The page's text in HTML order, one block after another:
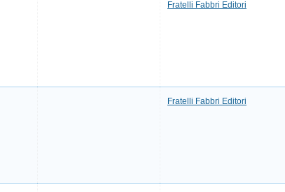
Fratelli Fabbri Editori
Fratelli Fabbri Editori